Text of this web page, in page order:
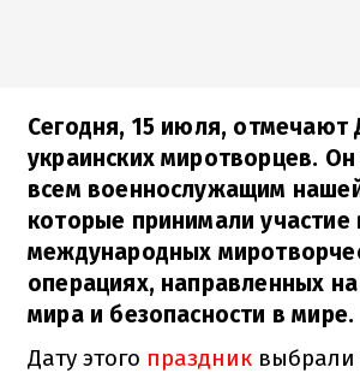
Сегодня, 15 июля, отмечают
украинских миротворцев.
всем военнослужащим
которые принимали участие
международных
операциях, направленных
мира и безопасности в мире.
Дату этого праздник выбрали